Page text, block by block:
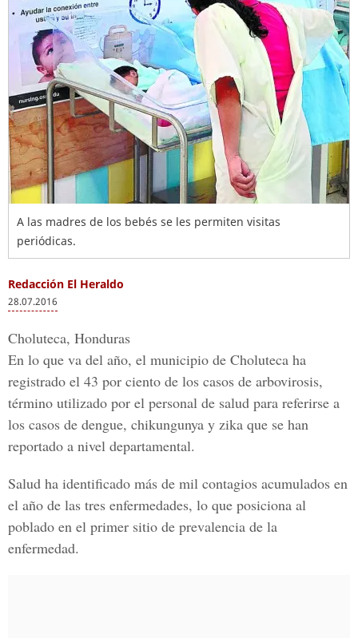
A las madres de los bebés se les permiten visitas
periódicas.
Redacción El Heraldo
28.07.2016
Choluteca, Honduras
En lo que va del año, el municipio de Choluteca ha
registrado el 43 por ciento de los casos de arbovirosis,
término utilizado por el personal de salud para referirse a
los casos de dengue, chikungunya y zika que se han
reportado a nivel departamental.
Salud ha identificado más de mil contagios acumulados en
el año de las tres enfermedades, lo que posiciona al
poblado en el primer sitio de prevalencia de la
enfermedad.